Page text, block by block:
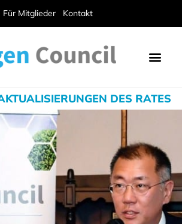
Für Mitglieder Kontakt
DES RATES